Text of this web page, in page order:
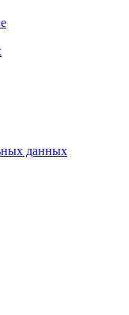
данных